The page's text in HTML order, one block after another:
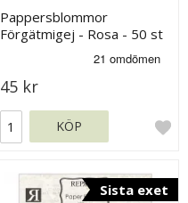
Pappersblommor
Förgätmigej - Rosa - 50 st
45 kr
KÖP
Sista exet